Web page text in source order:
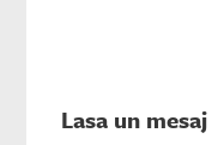
Lasa un mesaj